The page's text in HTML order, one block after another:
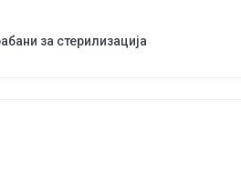
за стерилизација